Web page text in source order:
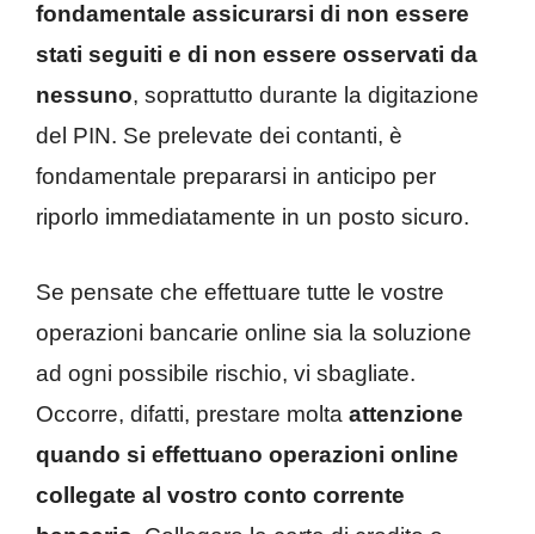
fondamentale assicurarsi di non essere
stati seguiti e di non essere osservati da
nessuno, soprattutto durante la digitazione
del PIN. Se prelevate dei contanti, è
fondamentale prepararsi in anticipo per
riporlo immediatamente in un posto sicuro.
Se pensate che effettuare tutte le vostre
operazioni bancarie online sia la soluzione
ad ogni possibile rischio, vi sbagliate.
Occorre, difatti, prestare molta attenzione
quando si effettuano operazioni online
collegate al vostro conto corrente